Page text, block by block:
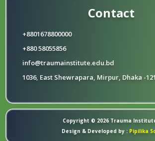
Contact
+8801678800000
+880 58055856
info@traumainstitute.edu.bd
1036, East Shewrapara, Mirpur, Dhaka -
Copyright © 2026 Trauma
Design & Developed by :Pipilika